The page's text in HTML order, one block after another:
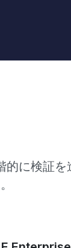
に検証を